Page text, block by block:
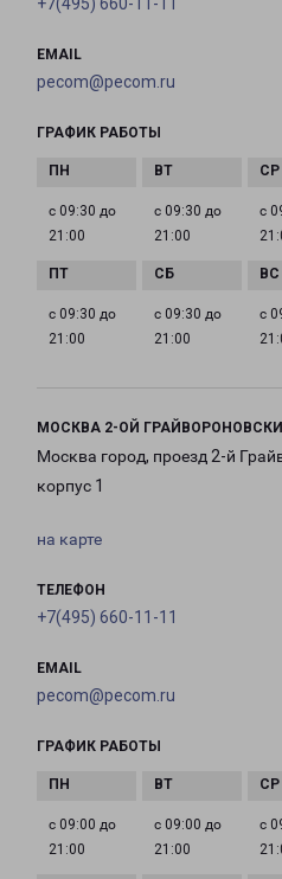
+7(495) 660-11-11
EMAIL
pecom@pecom.ru
ГРАФИК РАБОТЫ
с 09:30 до
21:00
с 09:30 до
21:00
с
с 09:30 до
21:00
с 09:30 до
21:00
с
МОСКВА 2-ОЙ
Москва город, проезд 2-й
корпус 1
на карте
ТЕЛЕФОН
+7(495) 660-11-11
EMAIL
pecom@pecom.ru
ГРАФИК РАБОТЫ
с 09:00 до
21:00
с 09:00 до
21:00
с